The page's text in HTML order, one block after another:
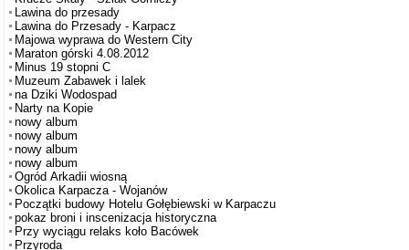
Lawina do przesady
Lawina do Przesady - Karpacz
Majowa wyprawa do Western City
Maraton górski 4.08.2012
Minus 19 stopni C
Muzeum Zabawek i lalek
na Dziki Wodospad
Narty na Kopie
nowy album
nowy album
nowy album
nowy album
Ogród Arkadii wiosną
Okolica Karpacza - Wojanów
Początki budowy Hotelu Gołębiewski w Karpaczu
pokaz broni i inscenizacja historyczna
Przy wyciągu relaks koło Bacówek
Przyroda